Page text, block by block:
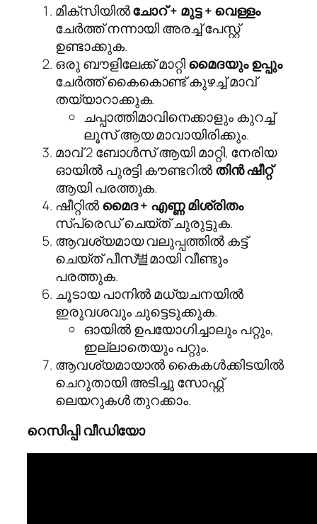
മിക്സിയിൽചോറ് + മുട്ട + വെള്ളം
ചേർത്ത് നന്നായി അരച്ച് പേസ്റ്റ്
ഉണ്ടാക്കുക.
ഒരു ബൗളിലേക്ക് മാറ്റിമൈദയും ഉപ്പും
ചേർത്ത് കൈകൊണ്ട് കുഴച്ച് മാവ്
തയ്യാറാക്കുക.
ചപ്പാത്തിമാവിനെക്കാളും കുറച്ച്
ലൂസ് ആയ മാവായിരിക്കും.
മാവ് 2 ബോൾസ് ആയി മാറ്റി, നേരിയ
ഓയിൽ പുരട്ടി കൗണ്ടറിൽതിൻ ഷീറ്റ്
ആയി പരത്തുക.
ഷീറ്റിൽമൈദ + എണ്ണ മിശ്രിതം
സ്പ്രെഡ് ചെയ്ത് ചുരുട്ടുക.
ആവശ്യമായ വലുപ്പത്തിൽ കട്ട്
ചെയ്ത് പീസ്‌별മായി വീണ്ടും
പരത്തുക.
ചൂടായ പാനിൽ മധ്യചനയിൽ
ഇരുവശവും ചുട്ടെടുക്കുക.
ഓയിൽ ഉപയോഗിച്ചാലും പറ്റും,
ഇല്ലാതെയും പറ്റും.
ആവശ്യമായാൽ കൈകൾക്കിടയിൽ
ചെറുതായി അടിച്ചു സോഫ്റ്റ്
ലെയറുകൾ തുറക്കാം.
റെസിപ്പി വീഡിയോ